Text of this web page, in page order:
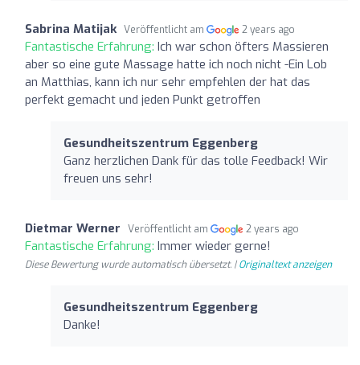
Sabrina Matijak Veröffentlicht am 2 years ago
Fantastische Erfahrung: Ich war schon öfters Massieren
aber so eine gute Massage hatte ich noch nicht -Ein Lob
an Matthias, kann ich nur sehr empfehlen der hat das
perfekt gemacht und jeden Punkt getroffen
Gesundheitszentrum Eggenberg
Ganz herzlichen Dank für das tolle Feedback! Wir
freuen uns sehr!
Dietmar Werner Veröffentlicht am 2 years ago
Fantastische Erfahrung: Immer wieder gerne!
Diese Bewertung wurde automatisch übersetzt. |Originaltext anzeigen
Gesundheitszentrum Eggenberg
Danke!